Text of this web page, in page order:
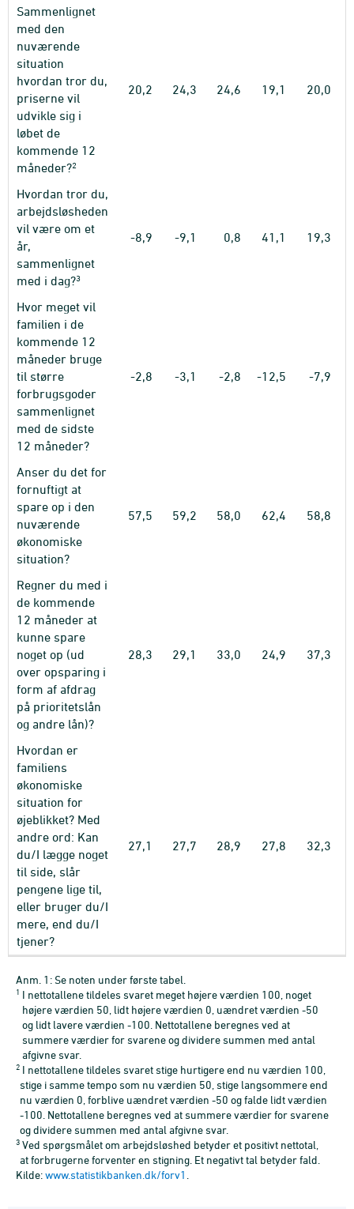
Sammenlignet
med den
nuværende
situation
hvordan tror du,
priserne vil
udvikle sig i
løbet de
kommende 12
måneder?2
20,2 24,3 24,6 19,1 20,0
Hvordan tror du,
arbejdsløsheden
vil være om et
år,
sammenlignet
med i dag?3
-8,9 -9,1 0,8 41,1 19,3
Hvor meget vil
familien i de
kommende 12
måneder bruge
til større
forbrugsgoder
sammenlignet
med de sidste
12 måneder?
-2,8 -3,1 -2,8 -12,5 -7,9
Anser du det for
fornuftigt at
spare op i den
nuværende
økonomiske
situation?
57,5 59,2 58,0 62,4 58,8
Regner du med i
de kommende
12 måneder at
kunne spare
noget op (ud
over opsparing i
form af afdrag
på prioritetslån
og andre lån)?
28,3 29,1 33,0 24,9 37,3
Hvordan er
familiens
økonomiske
situation for
øjeblikket? Med
andre ord: Kan
du/I lægge noget
til side, slår
pengene lige til,
eller bruger du/I
mere, end du/I
tjener?
27,1 27,7 28,9 27,8 32,3
Anm. 1: Se noten under første tabel.
1 I nettotallene tildeles svaret meget højere værdien 100, noget
højere værdien 50, lidt højere værdien 0, uændret værdien -50
og lidt lavere værdien -100. Nettotallene beregnes ved at
summere værdier for svarene og dividere summen med antal
afgivne svar.
2 I nettotallene tildeles svaret stige hurtigere end nu værdien 100,
stige i samme tempo som nu værdien 50, stige langsommere end
nu værdien 0, forblive uændret værdien -50 og falde lidt værdien
-100. Nettotallene beregnes ved at summere værdier for svarene
og dividere summen med antal afgivne svar.
3 Ved spørgsmålet om arbejdsløshed betyder et positivt nettotal,
at forbrugerne forventer en stigning. Et negativt tal betyder fald.
Kilde:www.statistikbanken.dk/forv1